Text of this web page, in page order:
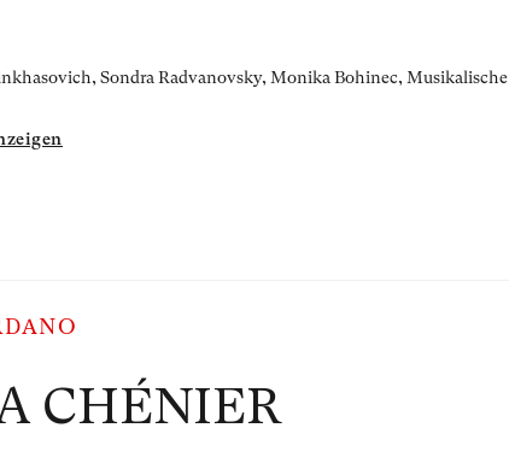
Sondra Radvanovsky, Monika Bohinec, Musikalische
CHÉNIER